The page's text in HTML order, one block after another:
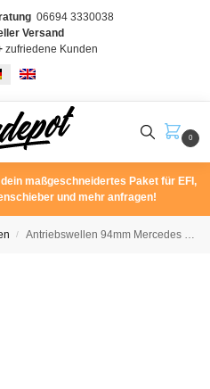
06694 3330038
Versand
zufriedene Kunden
0
maßgeschneidertes Paket für EFI,
und mehr anfragen!
/ Antriebswellen 94mm Mercedes W201 190E 2.6 2.3-16 A2013508110